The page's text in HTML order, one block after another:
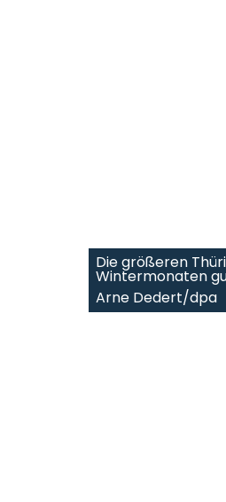
Die größeren
Wintermonaten
Arne Dedert/dpa